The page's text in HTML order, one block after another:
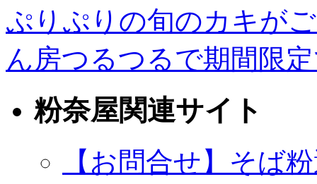
ぷりぷりの旬のカキが
ん房つるつるで期間限
粉奈屋関連サイト
【お問合せ】そば